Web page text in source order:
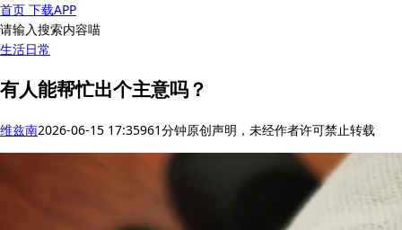
首页 下载APP
请输入搜索内容喵
生活日常
有人能帮忙出个主意吗？
维兹南2026-06-15 17:35961分钟原创声明，未经作者许可禁止转载